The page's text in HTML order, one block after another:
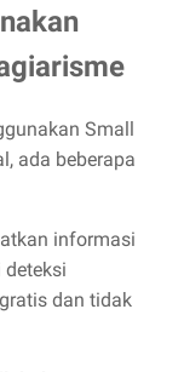
Small
ada beberapa
informasi
dan tidak